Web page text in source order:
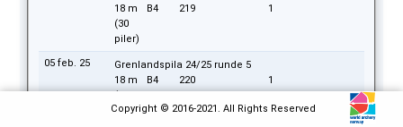
18 m
(30
piler)
B4 219 1
05 feb. 25
Grenlandspila 24/25 runde 5
18 m
(30
piler)
B4 220 1
Copyright © 2016-2021. All Rights Reserved